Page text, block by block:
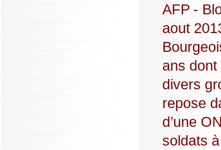
AFP -
aout
ans
divers
repose
d’une
soldats